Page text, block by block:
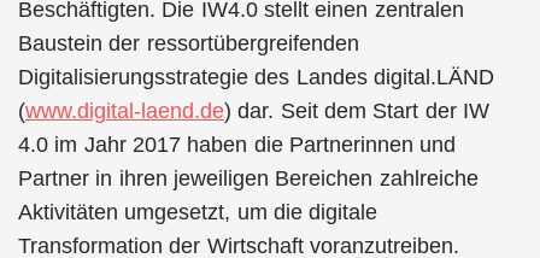
Beschäftigten. Die IW4.0 stellt einen zentralen
Baustein der ressortübergreifenden
Digitalisierungsstrategie des Landes digital.LÄND
(www.digital-laend.de) dar. Seit dem Start der IW
4.0 im Jahr 2017 haben die Partnerinnen und
Partner in ihren jeweiligen Bereichen zahlreiche
Aktivitäten umgesetzt, um die digitale
Transformation der Wirtschaft voranzutreiben.